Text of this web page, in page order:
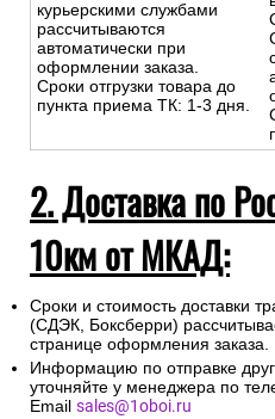
курьерскими службами
рассчитываются
автоматически при
оформлении заказа.
Сроки отгрузки товара до
пункта приема ТК: 1-3 дня.
2. Доставка по
10км от МКАД:
Сроки и стоимость доставки
(СДЭК, Боксберри)
странице оформления заказа.
Информацию по отправке
уточняйте у менеджера по
Email sales@1oboi.ru